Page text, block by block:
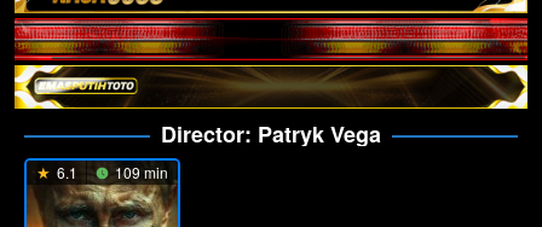
Director: Patryk Vega
6.1 109 min